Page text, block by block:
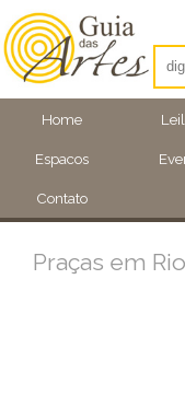
Home
Espacos
Contato
Praças em